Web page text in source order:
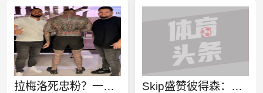
拉梅洛死忠粉？一球迷100%还原拉梅洛·鲍尔的满背纹身 Skip盛赞彼得森：选秀前我就说了 他会是本届最强球员